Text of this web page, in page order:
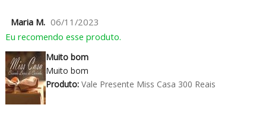
Maria M. 06/11/2023
Eu recomendo esse produto.
Muito bom
Muito bom
Produto:Vale Presente Miss Casa 300 Reais